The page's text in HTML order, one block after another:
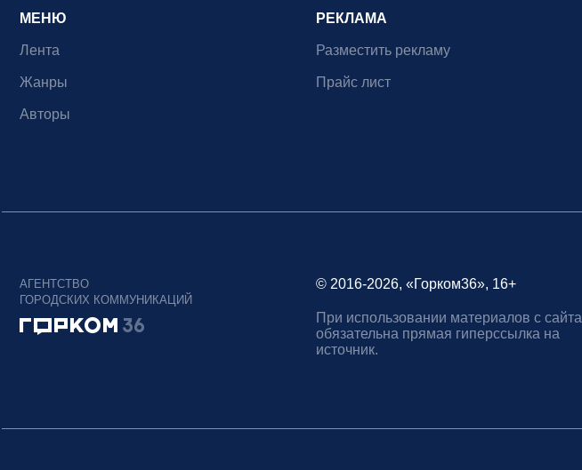
МЕНЮ
Лента
Жанры
Авторы
РЕКЛАМА
Разместить рекламу
Прайс лист
АГЕНТСТВО
ГОРОДСКИХ КОММУНИКАЦИЙ
© 2016-2026, «Горком36», 16+
При использовании материалов с сайта
обязательна прямая гиперссылка на
источник.